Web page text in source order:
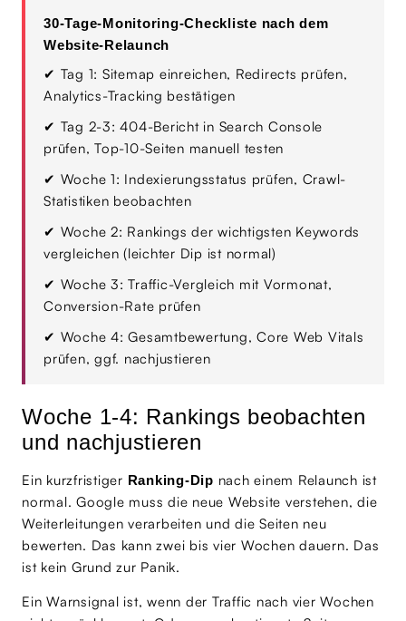
30-Tage-Monitoring-Checkliste nach dem
Website-Relaunch
✔ Tag 1: Sitemap einreichen, Redirects prüfen,
Analytics-Tracking bestätigen
✔ Tag 2-3: 404-Bericht in Search Console
prüfen, Top-10-Seiten manuell testen
✔ Woche 1: Indexierungsstatus prüfen, Crawl-
Statistiken beobachten
✔ Woche 2: Rankings der wichtigsten Keywords
vergleichen (leichter Dip ist normal)
✔ Woche 3: Traffic-Vergleich mit Vormonat,
Conversion-Rate prüfen
✔ Woche 4: Gesamtbewertung, Core Web Vitals
prüfen, ggf. nachjustieren
Woche 1-4: Rankings beobachten
und nachjustieren
Ein kurzfristiger Ranking-Dip nach einem Relaunch ist
normal. Google muss die neue Website verstehen, die
Weiterleitungen verarbeiten und die Seiten neu
bewerten. Das kann zwei bis vier Wochen dauern. Das
ist kein Grund zur Panik.
Ein Warnsignal ist, wenn der Traffic nach vier Wochen